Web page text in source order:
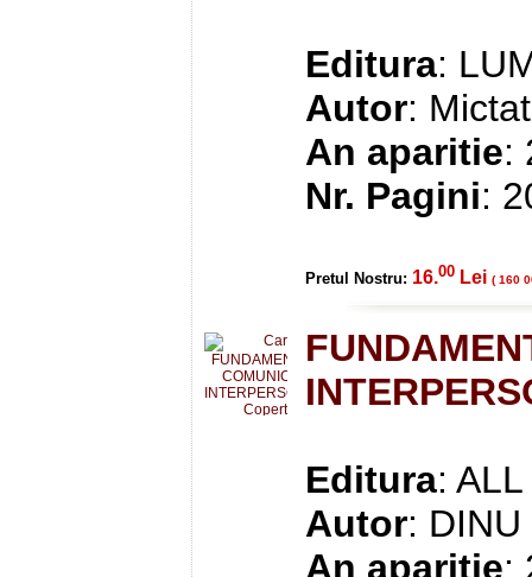
Editura:
Autor:
An aparitie:
Nr. Pagini:
Pretul Nostru: 16.00 Lei ( 160
Editura: ALL
Autor:
An aparitie: